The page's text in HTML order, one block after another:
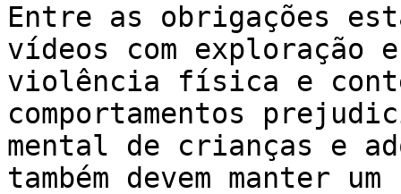
Entre as obrigações
vídeos com exploração
violência física e
comportamentos
mental de crianças e
também devem manter